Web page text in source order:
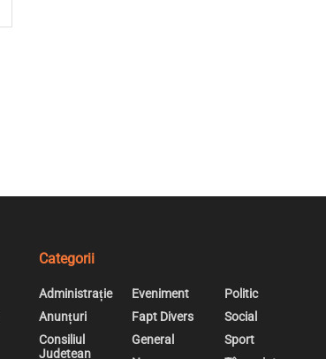
Categorii
Administrație
Anunțuri
Consiliul
Judetean
Eveniment
Fapt Divers
General
Politic
Social
Sport